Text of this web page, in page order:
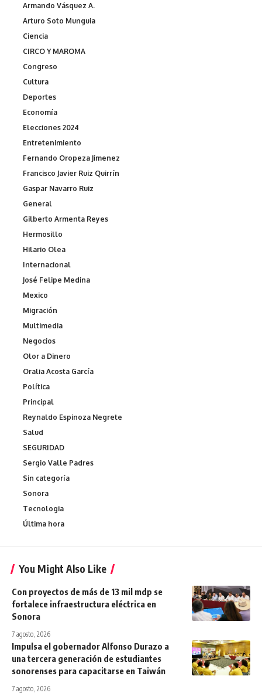
Armando Vásquez A.
Arturo Soto Munguia
Ciencia
CIRCO Y MAROMA
Congreso
Cultura
Deportes
Economía
Elecciones 2024
Entretenimiento
Fernando Oropeza Jimenez
Francisco Javier Ruiz Quirrín
Gaspar Navarro Ruiz
General
Gilberto Armenta Reyes
Hermosillo
Hilario Olea
Internacional
José Felipe Medina
Mexico
Migración
Multimedia
Negocios
Olor a Dinero
Oralia Acosta García
Política
Principal
Reynaldo Espinoza Negrete
Salud
SEGURIDAD
Sergio Valle Padres
Sin categoría
Sonora
Tecnologia
Última hora
You Might Also Like
Con proyectos de más de 13 mil mdp se
fortalece infraestructura eléctrica en
Sonora
7 agosto, 2026
Impulsa el gobernador Alfonso Durazo a
una tercera generación de estudiantes
sonorenses para capacitarse en Taiwán
7 agosto, 2026